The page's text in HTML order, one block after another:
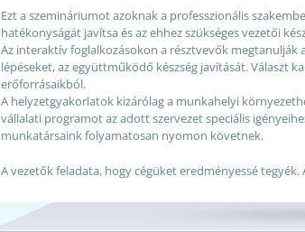
Ezt a szemináriumot azoknak a professzionális
hatékonyságát javítsa és az ehhez szükséges vezetői
Az interaktív foglalkozásokon a résztvevők megtanulják
lépéseket, az együttműködő készség javítását. Választ
erőforrásaikból.
A helyzetgyakorlatok kizárólag a munkahelyi
vállalati programot az adott szervezet speciális
munkatársaink folyamatosan nyomon követnek.
A vezetők feladata, hogy cégüket eredményessé